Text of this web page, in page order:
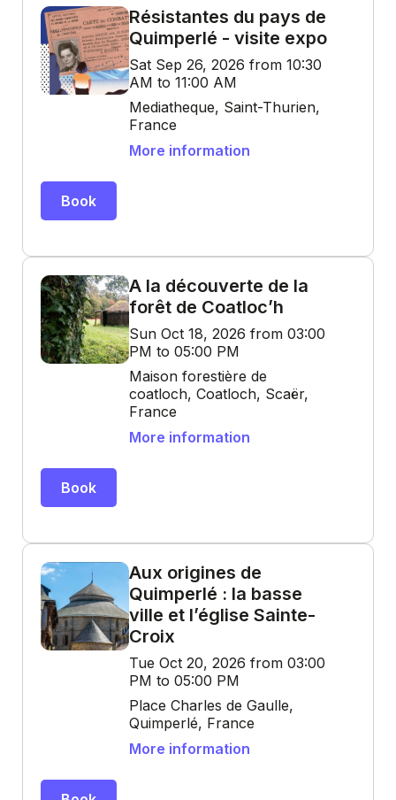
Résistantes du pays de
Quimperlé - visite expo
Sat Sep 26, 2026 from 10:30
AM to 11:00 AM
Mediatheque, Saint-Thurien,
France
More information
Book
A la découverte de la
forêt de Coatloc’h
Sun Oct 18, 2026 from 03:00
PM to 05:00 PM
Maison forestière de
coatloch, Coatloch, Scaër,
France
More information
Book
Aux origines de
Quimperlé : la basse
ville et l’église Sainte-
Croix
Tue Oct 20, 2026 from 03:00
PM to 05:00 PM
Place Charles de Gaulle,
Quimperlé, France
More information